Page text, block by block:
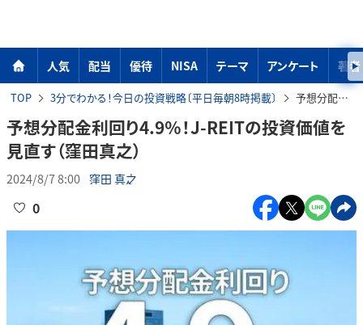
人気 配当 優待 NISA テーマ アンケート 著者
TOP 3分でわかる！今日の投資戦略〔平日毎朝8時掲載〕 予想分配金利回り4.9％！J-REITの投資価値を見直す（窪田真之）
予想分配金利回り4.9％！J-REITの投資価値を
見直す（窪田真之）
2024/8/7 8:00 窪田 真之
0